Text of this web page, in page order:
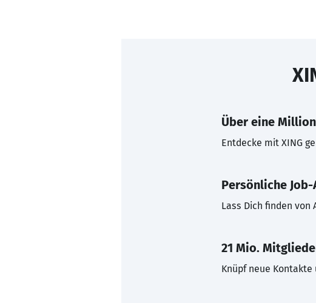
Über eine
Entdecke mit XING
Persönliche
Lass Dich finden von
21 Mio.
Knüpf neue